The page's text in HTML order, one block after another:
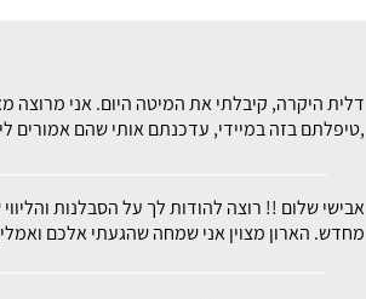
דלית היקרה, קיבלתי את המיטה היום. אני מרוצה
,טיפלתם בזה במיידי, עדכנתם אותי שהם אמורים
אבישי שלום !! רוצה להודות לך על הסבלנות
מחדש. הארון מצוין אני שמחה שהגעתי אלכם